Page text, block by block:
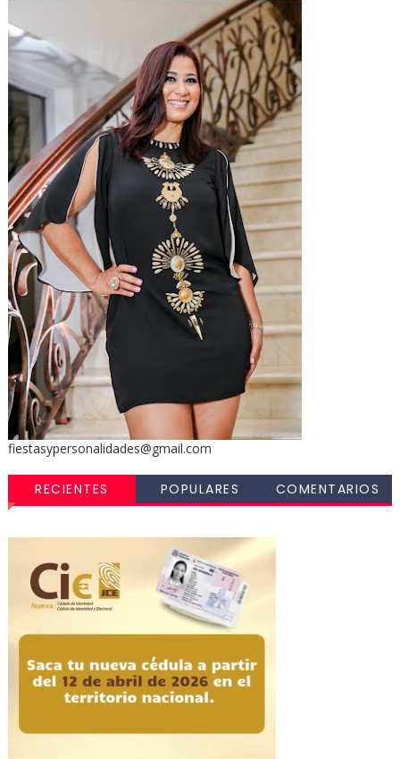
fiestasypersonalidades@gmail.com
RECIENTES POPULARES COMENTARIOS